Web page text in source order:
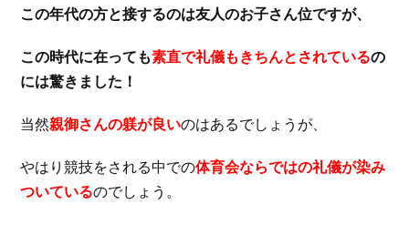
この年代の方と接するのは友人のお子さん位ですが、
この時代に在っても素直で礼儀もきちんとされているの
には驚きました！
当然親御さんの躾が良いのはあるでしょうが、
やはり競技をされる中での体育会ならではの礼儀が染み
ついているのでしょう。